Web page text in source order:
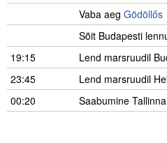
Vaba aeg Gödöllős
Sõit Budapesti
19:15
Lend marsruudil
23:45
Lend marsruudil
00:20
Saabumine